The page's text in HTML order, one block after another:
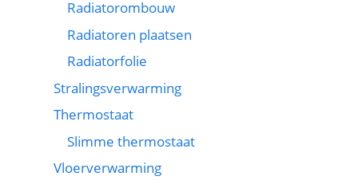
Radiatorombouw
Radiatoren plaatsen
Radiatorfolie
Stralingsverwarming
Thermostaat
Slimme thermostaat
Vloerverwarming